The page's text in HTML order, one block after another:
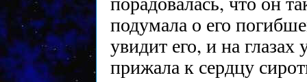
подумала о его
увидит его, и на
прижала к сердцу